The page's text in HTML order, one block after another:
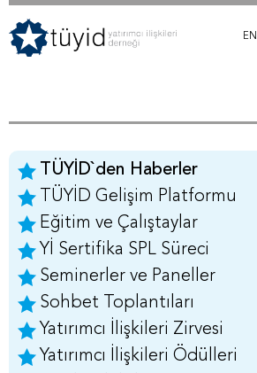
EN
TÜYİD`den Haberler
TÜYİD Gelişim Platformu
Eğitim ve Çalıştaylar
Yİ Sertifika SPL Süreci
Seminerler ve Paneller
Sohbet Toplantıları
Yatırımcı İlişkileri Zirvesi
Yatırımcı İlişkileri Ödülleri